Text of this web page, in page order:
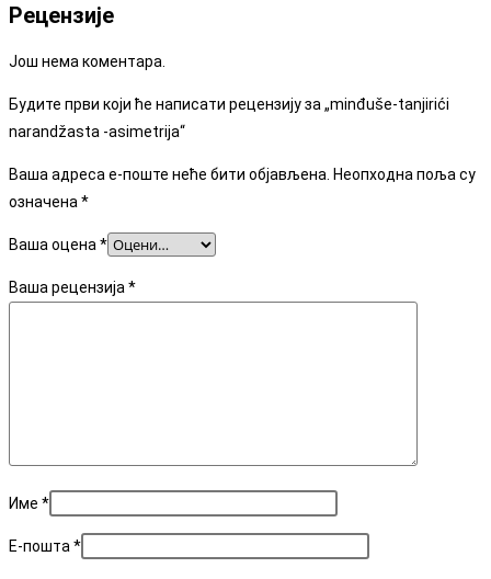
Рецензије
Још нема коментара.
Будите први који ће написати рецензију за „minđuše-tanjirići
narandžasta -asimetrija“
Ваша адреса е-поште неће бити објављена. Неопходна поља су
означена*
Ваша оцена*
Ваша рецензија*
Име *
Е-пошта*